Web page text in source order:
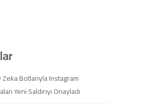
Zeka Botlarıyla Instagram
Yeni Saldırıyı Onayladı